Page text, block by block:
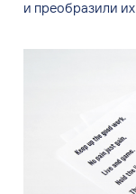
и преобразили их